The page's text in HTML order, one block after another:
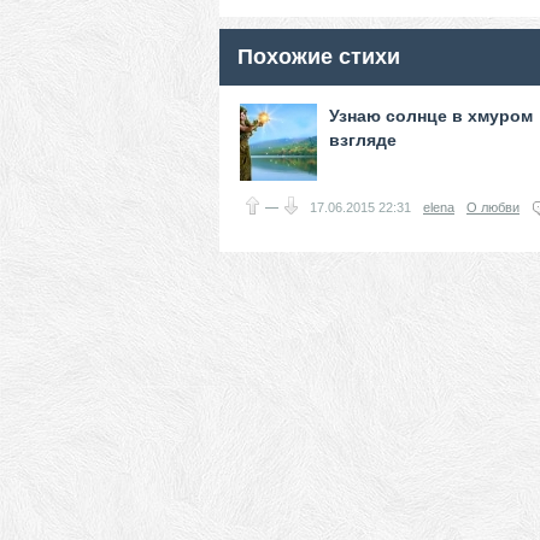
Похожие стихи
Узнаю солнце в хмуром
взгляде
— 17.06.2015 22:31 elena О любви